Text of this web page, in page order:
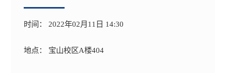
时间： 2022年02月11日 14:30
地点： 宝山校区A楼404